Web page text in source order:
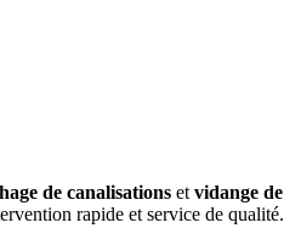
de canalisations et vidange de
rapide et service de qualité.